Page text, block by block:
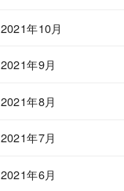
2021年10月
2021年9月
2021年8月
2021年7月
2021年6月